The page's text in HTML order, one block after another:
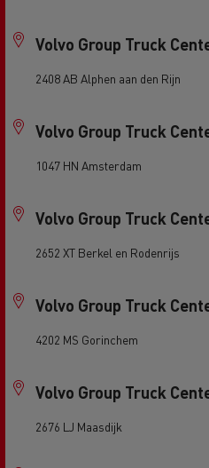
Volvo Group Truck
2408 AB Alphen aan den Rijn
Volvo Group Truck
1047 HN Amsterdam
Volvo Group Truck
2652 XT Berkel en Rodenrijs
Volvo Group Truck
4202 MS Gorinchem
Volvo Group Truck
2676 LJ Maasdijk